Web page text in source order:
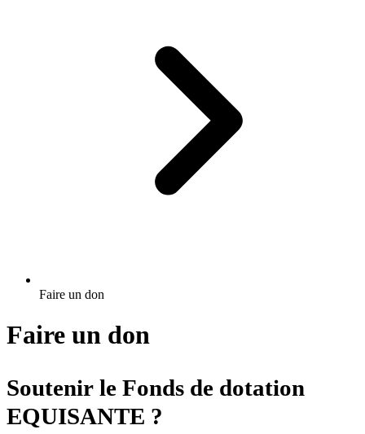
Faire un don
Faire un don
Soutenir le Fonds de dotation
EQUISANTE ?